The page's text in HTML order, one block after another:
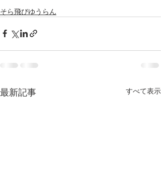
そら飛びゆうらん
最新記事 すべて表示